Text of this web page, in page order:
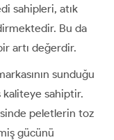
sahipleri, atık
Bu da
artı değerdir.
sunduğu
kaliteye sahiptir.
peletlerin toz
gücünü